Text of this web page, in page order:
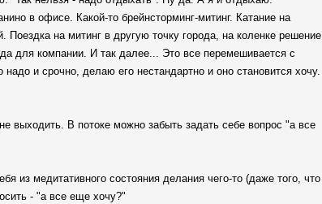
в офисе. Какой-то брейнсторминг-митинг. Катание на
Поездка на митинг в другую точку города, на коленке решение
для компании. И так далее... Это все перемешивается с
и срочно, делаю его нестандартно и оно становится хочу.
выходить. В потоке можно забыть задать себе вопрос "а все
из медитативного состояния делания чего-то (даже того, что
- "а все еще хочу?"